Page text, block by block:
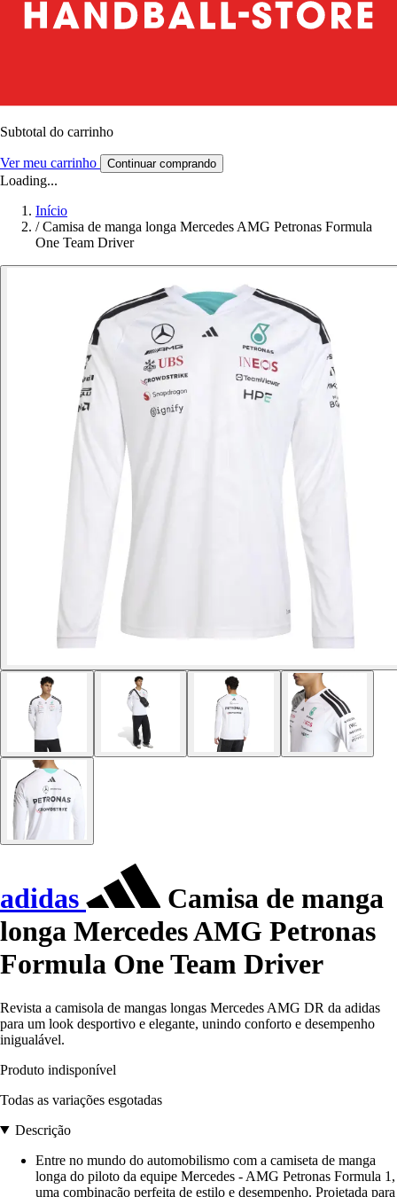
Subtotal do carrinho
Ver meu carrinho Continuar comprando
Loading...
Início
/ Camisa de manga longa Mercedes AMG Petronas Formula
One Team Driver
adidas
Camisa de manga
longa Mercedes AMG Petronas
Formula One Team Driver
Revista a camisola de mangas longas Mercedes AMG DR da adidas
para um look desportivo e elegante, unindo conforto e desempenho
inigualável.
Produto indisponível
Todas as variações esgotadas
Descrição
Entre no mundo do automobilismo com a camiseta de manga
longa do piloto da equipe Mercedes - AMG Petronas Formula 1,
uma combinação perfeita de estilo e desempenho. Projetada para